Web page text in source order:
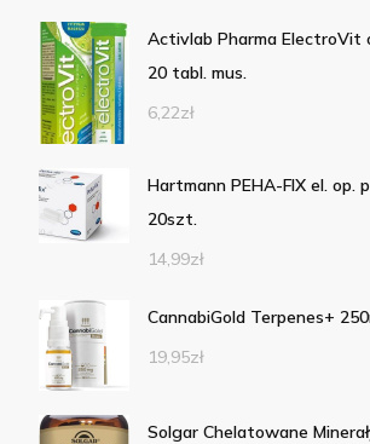
Activlab Pharma ElectroVit
20 tabl. mus.
6,22zł
Hartmann PEHA-FIX el. op.
20szt.
14,99zł
CannabiGold Terpenes+
19,95zł
Solgar Chelatowane